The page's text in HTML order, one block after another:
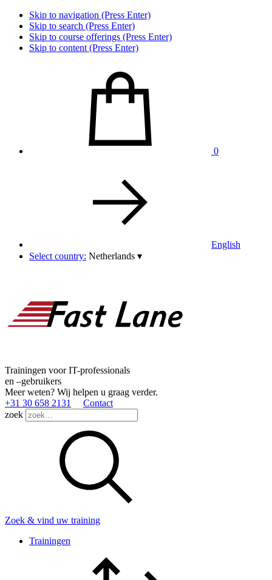
Skip to navigation (Press Enter)
Skip to search (Press Enter)
Skip to course offerings (Press Enter)
Skip to content (Press Enter)
0
English
Select country: Netherlands ▾
Trainingen voor IT-professionals
en –gebruikers
Meer weten? Wij helpen u graag verder.
+31 30 658 2131
Contact
zoek
Zoek & vind uw training
Trainingen